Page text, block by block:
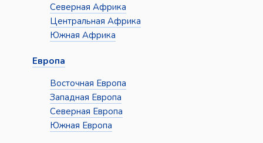
Северная Африка
Центральная Африка
Южная Африка
Европа
Восточная Европа
Западная Европа
Северная Европа
Южная Европа